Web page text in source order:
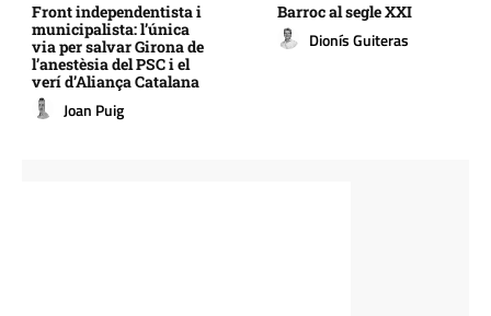
Front independentista i
municipalista: l’única
via per salvar Girona de
l’anestèsia del PSC i el
verí d’Aliança Catalana
Joan Puig
Barroc al segle XXI
Dionís Guiteras